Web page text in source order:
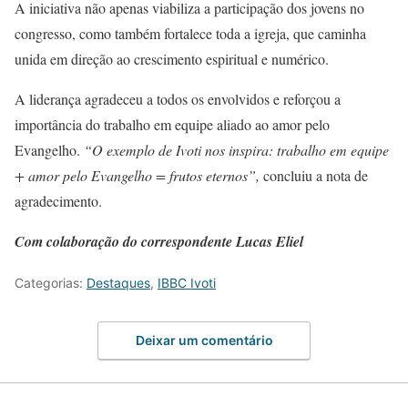
A iniciativa não apenas viabiliza a participação dos jovens no
congresso, como também fortalece toda a igreja, que caminha
unida em direção ao crescimento espiritual e numérico.
A liderança agradeceu a todos os envolvidos e reforçou a
importância do trabalho em equipe aliado ao amor pelo
Evangelho. “O exemplo de Ivoti nos inspira: trabalho em equipe
+ amor pelo Evangelho = frutos eternos”, concluiu a nota de
agradecimento.
Com colaboração do correspondente Lucas Eliel
Categorias: Destaques, IBBC Ivoti
Deixar um comentário